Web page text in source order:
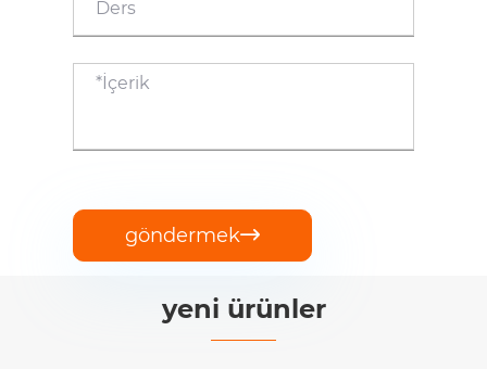
göndermek
yeni ürünler